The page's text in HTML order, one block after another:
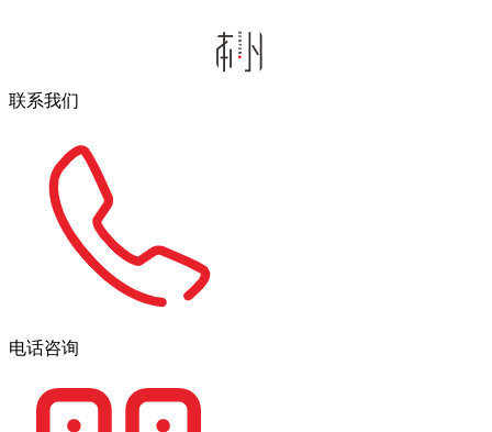
联系我们
电话咨询